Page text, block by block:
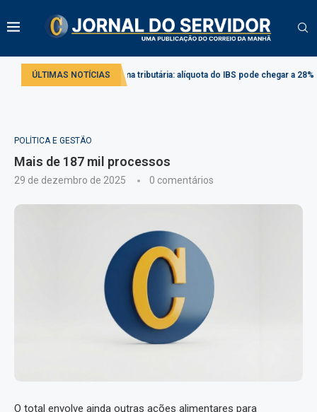
ÚLTIMAS NOTÍCIAS
Reforma tributária: alíquota do IBS pode chegar a 28% em 2033
POLÍTICA E GESTÃO
Mais de 187 mil processos
29 de dezembro de 2025 0 comentários
O total envolve ainda outras ações alimentares para